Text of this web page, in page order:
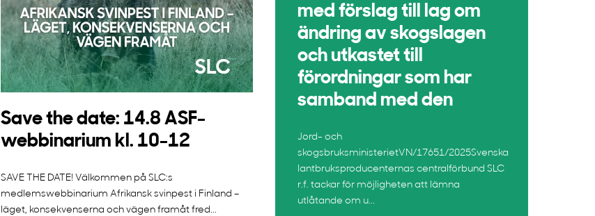
Save the date: 14.8 ASF-
webbinarium kl. 10-12
SAVE THE DATE! Välkommen på SLC:s
medlemswebbinarium Afrikansk svinpest i Finland –
läget, konsekvenserna och vägen framåt fred...
med förslag till lag om
ändring av skogslagen
och utkastet till
förordningar som har
samband med den
Jord- och
skogsbruksministerietVN/17651/2025Svenska
lantbruksproducenternas centralförbund SLC
r.f. tackar för möjligheten att lämna
utlåtande om u...